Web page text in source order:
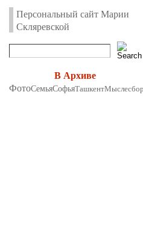
Персональный сайт Марии
Скляревской
В Архиве
ФотоСемьяСофьяТашкент